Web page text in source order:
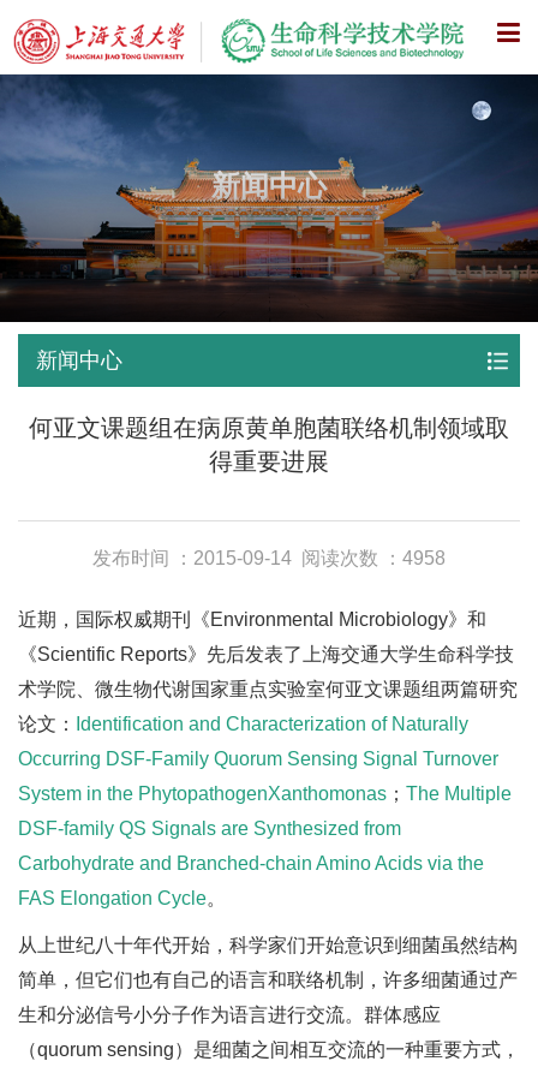
X
新闻中心
新闻中心
何亚文课题组在病原黄单胞菌联络机制领域取
得重要进展
发布时间 ：2015-09-14 阅读次数 ：4958
近期，国际权威期刊《Environmental Microbiology》和
《Scientific Reports》先后发表了上海交通大学生命科学技
术学院、微生物代谢国家重点实验室何亚文课题组两篇研究
论文：
Identification and Characterization of Naturally
Occurring DSF-Family Quorum Sensing Signal Turnover
System in the PhytopathogenXanthomonas ； The Multiple
DSF-family QS Signals are Synthesized from
Carbohydrate and Branched-chain Amino Acids via the
FAS Elongation Cycle。
从上世纪八十年代开始，科学家们开始意识到细菌虽然结构
简单，但它们也有自己的语言和联络机制，许多细菌通过产
生和分泌信号小分子作为语言进行交流。群体感应
（quorum sensing）是细菌之间相互交流的一种重要方式，